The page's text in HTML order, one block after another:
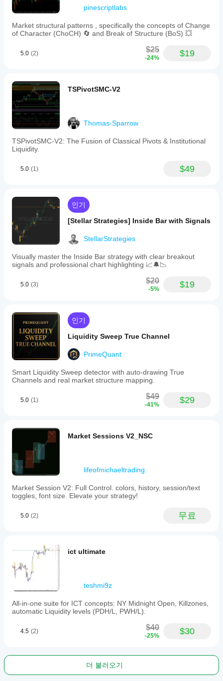
pinescriptlabs
Market structural patterns , specifically the concepts of Change
of Character (ChoCH) 🔄 and Break of Structure (BoS) 💥
5.0 (2) $25
-24% $19
TSPivotSMC-V2
Thomas-Sparrow
TSPivotSMC-V2: The Fusion of Classical Pivots & Institutional
Liquidity.
5.0 (1) $49
인기
[Stellar Strategies] Inside Bar with Signals
StellarStrategies
Visually master the Inside Bar strategy with clear breakout
signals and professional chart highlighting 📈🔔📉
5.0 (3) $20
-5% $19
인기
Liquidity Sweep True Channel
PrimeQuant
Smart Liquidity Sweep detector with auto-drawing True
Channels and real market structure mapping.
5.0 (1) $49
-41% $29
Market Sessions V2_NSC
lifeofmichaeltrading
Market Session V2: Full Control. colors, history, session/text
toggles, font size. Elevate your strategy!
5.0 (2) 무료
ict ultimate
teshmi9z
All-in-one suite for ICT concepts: NY Midnight Open, Killzones,
automatic Liquidity levels (PDH/L, PWH/L).
4.5 (2) $40
-25% $30
더 불러오기